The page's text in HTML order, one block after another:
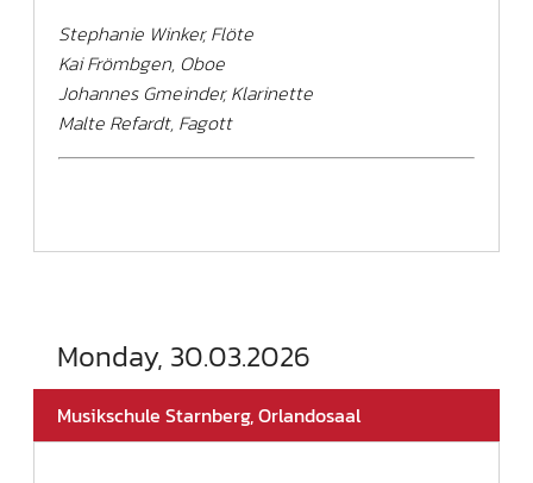
Stephanie Winker, Flöte
Kai Frömbgen, Oboe
Johannes Gmeinder, Klarinette
Malte Refardt, Fagott
Monday, 30.03.2026
Musikschule Starnberg, Orlandosaal